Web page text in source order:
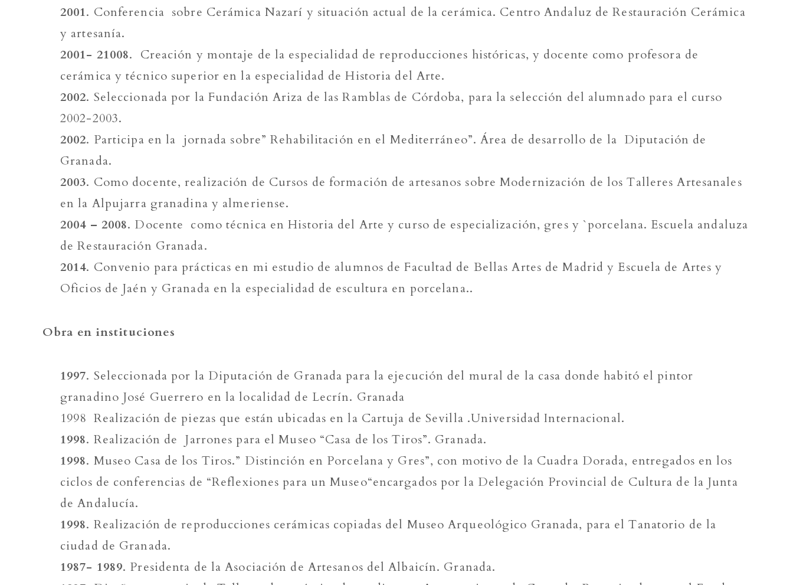
2001. Conferencia sobre Cerámica Nazarí y situación actual de la cerámica. Centro Andaluz de Restauración Cerámica
y artesanía.
2001- 21008. Creación y montaje de la especialidad de reproducciones históricas, y docente como profesora de
cerámica y técnico superior en la especialidad de Historia del Arte.
2002. Seleccionada por la Fundación Ariza de las Ramblas de Córdoba, para la selección del alumnado para el curso
2002-2003.
2002. Participa en la jornada sobre” Rehabilitación en el Mediterráneo”. Área de desarrollo de la Diputación de
Granada.
2003. Como docente, realización de Cursos de formación de artesanos sobre Modernización de los Talleres Artesanales
en la Alpujarra granadina y almeriense.
2004 – 2008. Docente como técnica en Historia del Arte y curso de especialización, gres y `porcelana. Escuela andaluza
de Restauración Granada.
2014. Convenio para prácticas en mi estudio de alumnos de Facultad de Bellas Artes de Madrid y Escuela de Artes y
Oficios de Jaén y Granada en la especialidad de escultura en porcelana..
Obra en instituciones
1997. Seleccionada por la Diputación de Granada para la ejecución del mural de la casa donde habitó el pintor
granadino José Guerrero en la localidad de Lecrín. Granada
1998 Realización de piezas que están ubicadas en la Cartuja de Sevilla .Universidad Internacional.
1998. Realización de Jarrones para el Museo “Casa de los Tiros”. Granada.
1998. Museo Casa de los Tiros.” Distinción en Porcelana y Gres”, con motivo de la Cuadra Dorada, entregados en los
ciclos de conferencias de “Reflexiones para un Museo“encargados por la Delegación Provincial de Cultura de la Junta
de Andalucía.
1998. Realización de reproducciones cerámicas copiadas del Museo Arqueológico Granada, para el Tanatorio de la
ciudad de Granada.
1987- 1989. Presidenta de la Asociación de Artesanos del Albaicín. Granada.